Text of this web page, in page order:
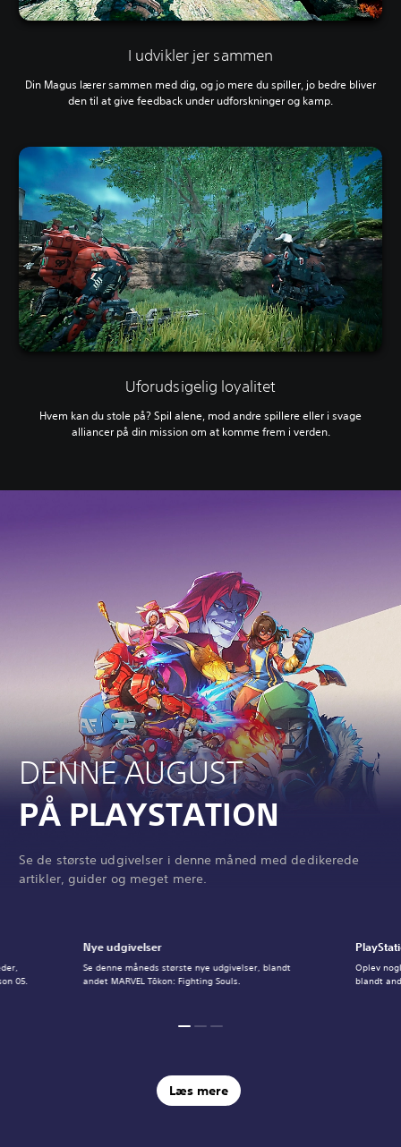
I udvikler jer sammen
Din Magus lærer sammen med dig, og jo mere du spiller, jo bedre bliver
den til at give feedback under udforskninger og kamp.
Uforudsigelig loyalitet
Hvem kan du stole på? Spil alene, mod andre spillere eller i svage
alliancer på din mission om at komme frem i verden.
DENNE AUGUST
PÅ PLAYSTATION
Se de største udgivelser i denne måned med dedikerede
artikler, guider og meget mere.
Nye udgivelser
Se denne måneds største nye udgivelser, blandt
andet MARVEL Tōkon: Fighting Souls.
Oplev
blandt
05.
Læs mere